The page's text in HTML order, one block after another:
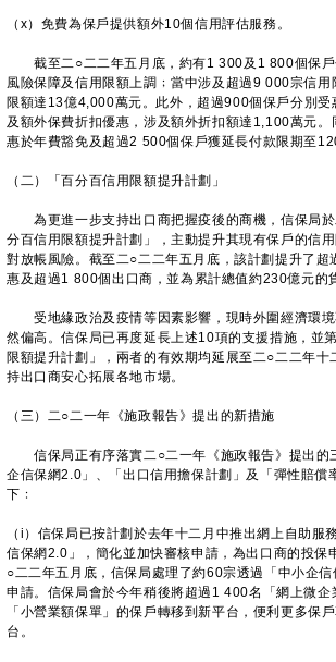
（x）免費為保戶提供額外10個信用評估服務。
截至二○二二年五月底，約有1 300及1 800個保戶
風險保障及信用限額上調﹔當中涉及超過9 000宗信用
限額達13億4,000萬元。此外，超過900個保戶分別受
及額外保費折扣優惠，涉及額外折扣額達1,100萬元
惠於年費豁免及超過2 500個保戶獲延長付款限期至
（二）「百分百信用限額提升計劃」
為更進一步支持出口商把握疫後的商機，信保局於
分百信用限額提升計劃」，主動提升其現有保戶的信
對放帳風險。截至二○二二年五月底，該計劃提升了超
惠及超過1 800個出口商，並為累計總值約230億元的
受地緣政治及疫情等因素影響，現時外圍經濟環境
然偏高。信保局已再度延長上述10項的支援措施，並
限額提升計劃」，兩者的有效期均延展至二○二二年十
持出口商安心拓展各地市場。
（三）二○二一年《施政報告》提出的新措施
信保局正有序落實二○二一年《施政報告》提出的
企信保網2.0」、「出口信用擔保計劃」及「彈性賠償
下﹕
（i）信保局已按計劃於去年十二月中推出網上自助服
信保網2.0」，簡化並加快審核申請，為出口商的投保
○二二年五月底，信保局處理了約60宗透過「中小企
申請。信保局會於今年稍後將超過1 400名「網上微企
「小營業額保單」的保戶轉移到新平台，便利更多保
台。